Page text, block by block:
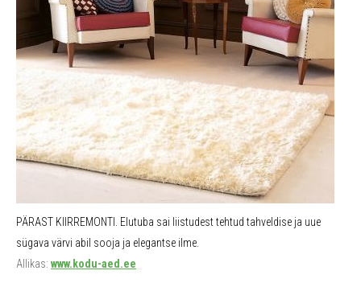
PÄRAST KIIRREMONTI. Elutuba sai liistudest tehtud tahveldise ja uue
sügava värvi abil sooja ja elegantse ilme.
Allikas: www.kodu-aed.ee